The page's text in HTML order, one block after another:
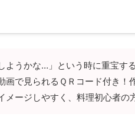
ようかな…」という時に重宝す
画で見られるＱＲコード付き！
メージしやすく、料理初心者の